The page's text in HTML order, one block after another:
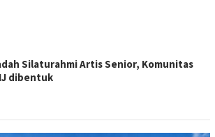
Silaturahmi Artis Senior, Komunitas
dibentuk